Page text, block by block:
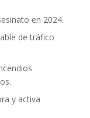
en 2024.
de tráfico
y activa